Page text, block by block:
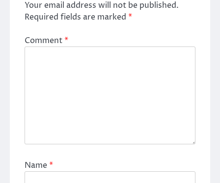
Your email address will not be published.
Required fields are marked *
Comment*
Name*